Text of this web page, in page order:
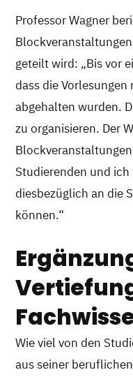
Professor Wagner
geteilt wird: „Bis vor
dass die
abgehalten wurden.
zu organisieren. Der
Studierenden und
diesbezüglich an die
können.“
Wie viel von den
aus seiner